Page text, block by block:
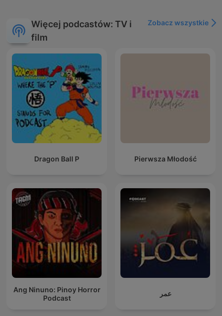
Więcej podcastów: TV i
film
Zobacz wszystkie
Dragon Ball P Pierwsza Młodość
Ang Ninuno: Pinoy Horror
Podcast
عمر